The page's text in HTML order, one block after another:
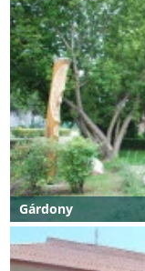
Gárdony